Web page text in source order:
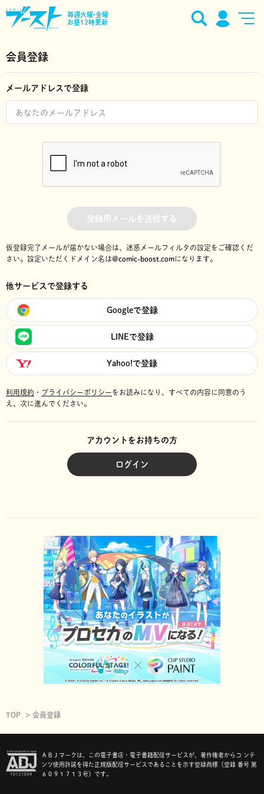
毎週火曜•金曜
お昼12時更新
会員登録
メールアドレスで登録
登録用メールを送信する
仮登録完了メールが届かない場合は、迷惑メールフィルタの設定をご確認くだ
さい。 設定いただくドメイン名は@comic-boost.comになります。
他サービスで登録する
Googleで登録
LINEで登録
Yahoo!で登録
利用規約 ・ プライバシーポリシーをお読みになり、 すべての内容に同意のう
え、次に進んでください。
アカウントをお持ちの方
ログイン
TOP 会員登録
ＡＢＪマークは、この電子書店・電子書籍配信サービスが、著作権者からコ ンテ
ンツ使用許諾を得た正規版配信サービスであることを示す登録商標（登録 番号 第
６０９１７１３号）です。